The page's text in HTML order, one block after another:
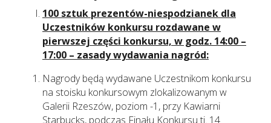
100 sztuk prezentów-niespodzianek dla
Uczestników konkursu rozdawane w
pierwszej części konkursu, w godz. 14:00 –
17:00 – zasady wydawania nagród:
Nagrody będą wydawane Uczestnikom konkursu
na stoisku konkursowym zlokalizowanym w
Galerii Rzeszów, poziom -1, przy Kawiarni
Starbucks, podczas Finału Konkursu tj. 14